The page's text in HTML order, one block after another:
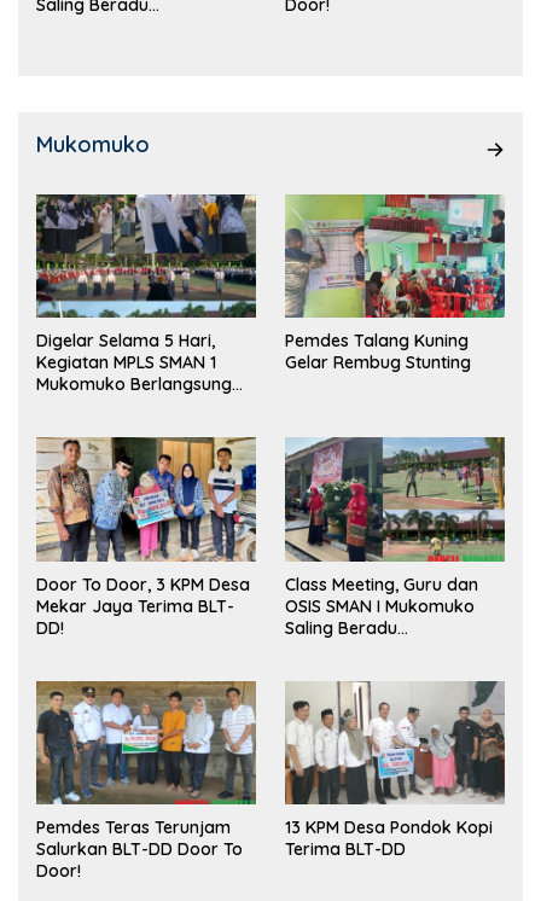
Saling Beradu
Door!
Mukomuko
Digelar Selama 5 Hari,
Kegiatan MPLS SMAN 1
Mukomuko Berlangsung
Pemdes Talang Kuning
Gelar Rembug Stunting
Door To Door, 3 KPM Desa
Mekar Jaya Terima BLT-
DD!
Class Meeting, Guru dan
OSIS SMAN I Mukomuko
Saling Beradu
Pemdes Teras Terunjam
Salurkan BLT-DD Door To
Door!
13 KPM Desa Pondok Kopi
Terima BLT-DD